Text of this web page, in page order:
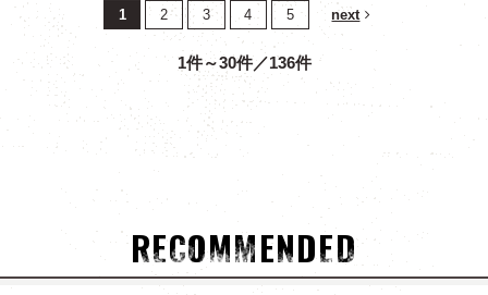
1 2 3 4 5 next
1件～30件／136件
RECOMMENDED